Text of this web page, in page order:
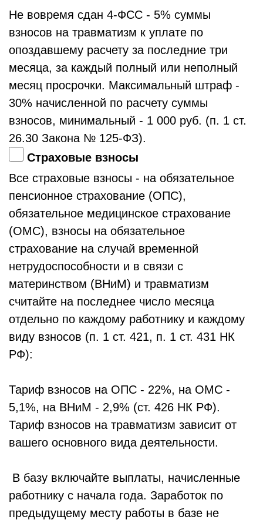
Не вовремя сдан 4-ФСС - 5% суммы
взносов на травматизм к уплате по
опоздавшему расчету за последние три
месяца, за каждый полный или неполный
месяц просрочки. Максимальный штраф -
30% начисленной по расчету суммы
взносов, минимальный - 1 000 руб. (п. 1 ст.
26.30 Закона № 125-ФЗ).
Страховые взносы
Все страховые взносы - на обязательное
пенсионное страхование (ОПС),
обязательное медицинское страхование
(ОМС), взносы на обязательное
страхование на случай временной
нетрудоспособности и в связи с
материнством (ВНиМ) и травматизм
считайте на последнее число месяца
отдельно по каждому работнику и каждому
виду взносов (п. 1 ст. 421, п. 1 ст. 431 НК
РФ):
Тариф взносов на ОПС - 22%, на ОМС -
5,1%, на ВНиМ - 2,9% (ст. 426 НК РФ).
Тариф взносов на травматизм зависит от
вашего основного вида деятельности.
В базу включайте выплаты, начисленные
работнику с начала года. Заработок по
предыдущему месту работы в базе не